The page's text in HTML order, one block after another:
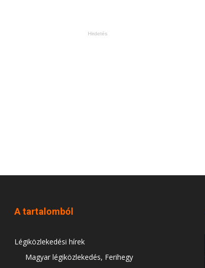
Hirdetés
A tartalomból
Légiközlekedési hírek
Magyar légiközlekedés, Ferihegy